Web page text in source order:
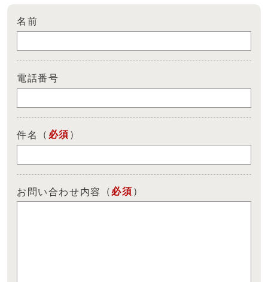
名前
電話番号
件名 （ 必須 ）
お問い合わせ内容 （ 必須 ）